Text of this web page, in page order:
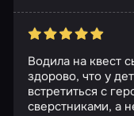
Водила на квест
здорово, что у
встретиться с
сверстниками, а